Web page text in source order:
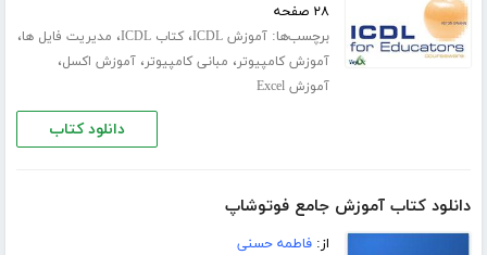
۲۸ صفحه
برچسب‌ها:آموزش ICDL ،کتاب ICDL ، مدیریت فایل ها،
آموزش کامپیوتر، مبانی کامپیوتر،آموزش اکسل،
آموزش Excel
دانلود کتاب
دانلود کتاب آموزش جامع فوتوشاپ
از:فاطمه حسنی